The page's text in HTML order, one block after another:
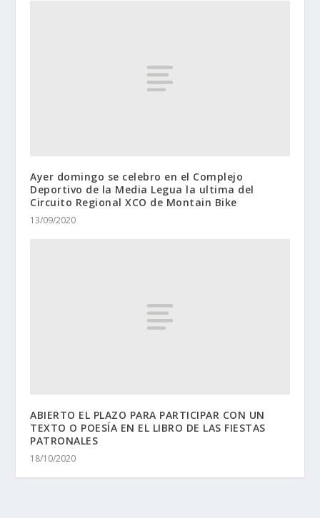
Ayer domingo se celebro en el Complejo
Deportivo de la Media Legua la ultima del
Circuito Regional XCO de Montain Bike
13/09/2020
ABIERTO EL PLAZO PARA PARTICIPAR CON UN
TEXTO O POESÍA EN EL LIBRO DE LAS FIESTAS
PATRONALES
18/10/2020